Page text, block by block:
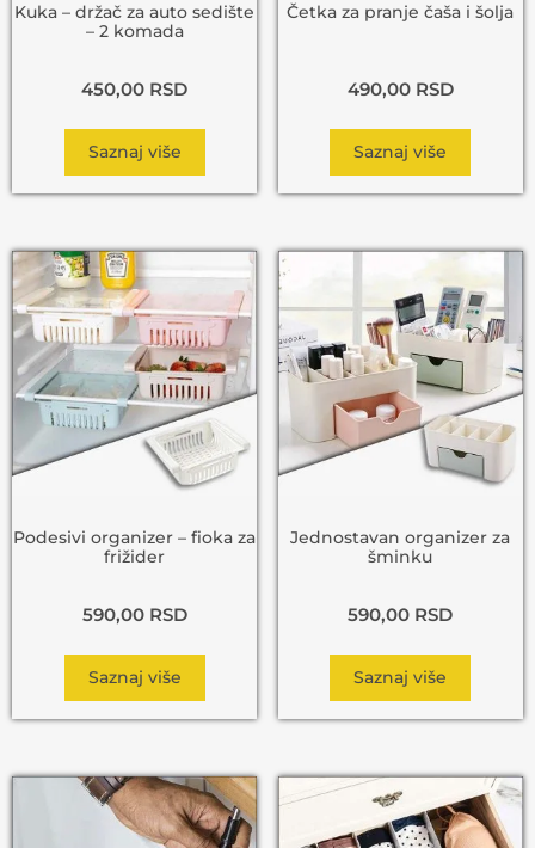
Kuka – držač za auto sedište
– 2 komada
450,00 RSD
Saznaj više
Četka za pranje čaša i šolja
490,00 RSD
Saznaj više
Podesivi organizer – fioka za
frižider
590,00 RSD
Saznaj više
Jednostavan organizer za
šminku
590,00 RSD
Saznaj više